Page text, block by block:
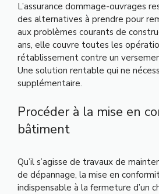
L’assurance dommage-ouvrages
des alternatives à prendre pour
aux problèmes courants de
ans, elle couvre toutes les
rétablissement contre un
Une solution rentable qui ne
supplémentaire.
Procéder à la mise en
bâtiment
Qu’il s’agisse de travaux de
de dépannage, la mise en
indispensable à la fermeture d’un